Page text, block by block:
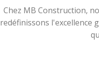
Chez MB Construction,
redéfinissons l'excellence